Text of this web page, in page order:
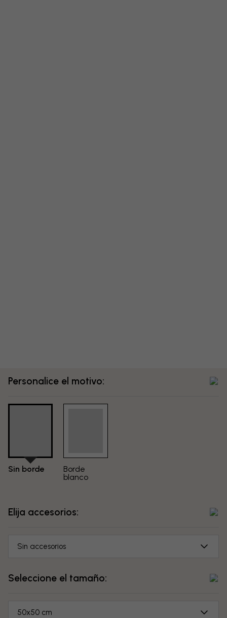
Personalice el motivo:
Sin borde
Borde
blanco
Elija accesorios:
Sin accesorios
Seleccione el tamaño:
50x50 cm